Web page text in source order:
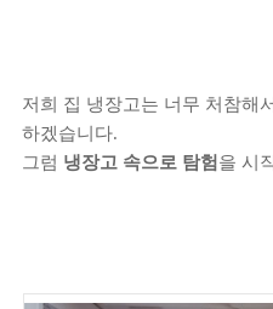
저희 집 냉장고는 너무 처참해
하겠습니다.
그럼 냉장고 속으로 탐험 을 시